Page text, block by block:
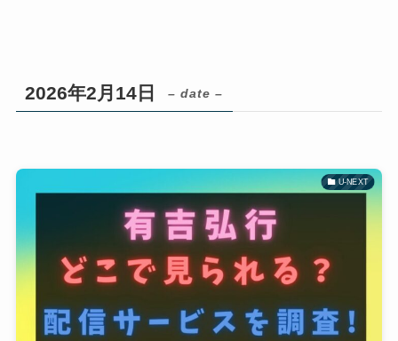
2026年2月14日 – date –
U-NEXT